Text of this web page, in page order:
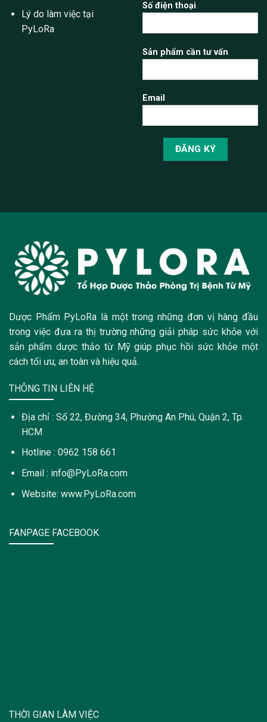
Lý do làm việc tại
PyLoRa
Số điện thoại
Sản phẩm cần tư vấn
Email
Dược Phẩm PyLoRa là một trong những đơn vị hàng đầu
trong việc đưa ra thị trường những giải pháp sức khỏe với
sản phẩm dược thảo từ Mỹ giúp phục hồi sức khỏe một
cách tối ưu, an toàn và hiệu quả.
THÔNG TIN LIÊN HỆ
Địa chỉ : Số 22, Đường 34, Phường An Phú, Quận 2, Tp.
HCM
Hotline : 0962 158 661
Email : info@PyLoRa.com
Website: www.PyLoRa.com
FANPAGE FACEBOOK
THỜI GIAN LÀM VIỆC